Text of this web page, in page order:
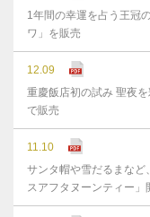
1年間の幸運を占う王冠
ワ」を販売
12.09
重慶飯店初の試み 聖夜
で販売
11.10
サンタ帽や雪だるまなど
スアフタヌーンティー」